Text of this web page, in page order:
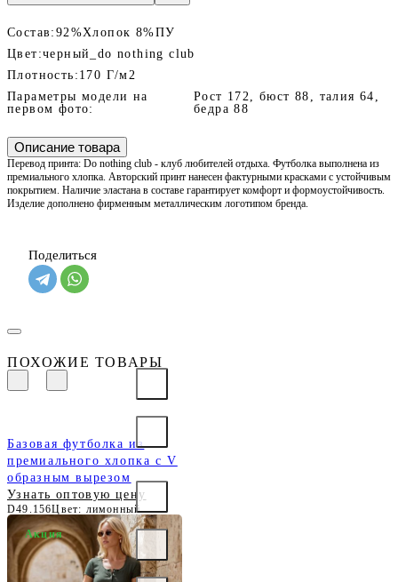
Состав: 92%Хлопок 8%ПУ
Цвет:черный_do nothing club
Плотность: 170 Г/м2
Параметры модели на
первом фото:
Рост 172, бюст 88, талия 64,
бедра 88
Описание товара
Перевод принта: Do nothing club - клуб любителей отдыха. Футболка выполнена из
премиального хлопка. Авторский принт нанесен фактурными красками с устойчивым
покрытием. Наличие эластана в составе гарантирует комфорт и формоустойчивость.
Изделие дополнено фирменным металлическим логотипом бренда.
Поделиться
ПОХОЖИЕ ТОВАРЫ
Базовая футболка из
премиального хлопка с V
образным вырезом
Узнать оптовую цену
D49.156Цвет: лимонный
Футболка из трикотажа в
широкий рубчик
Акция